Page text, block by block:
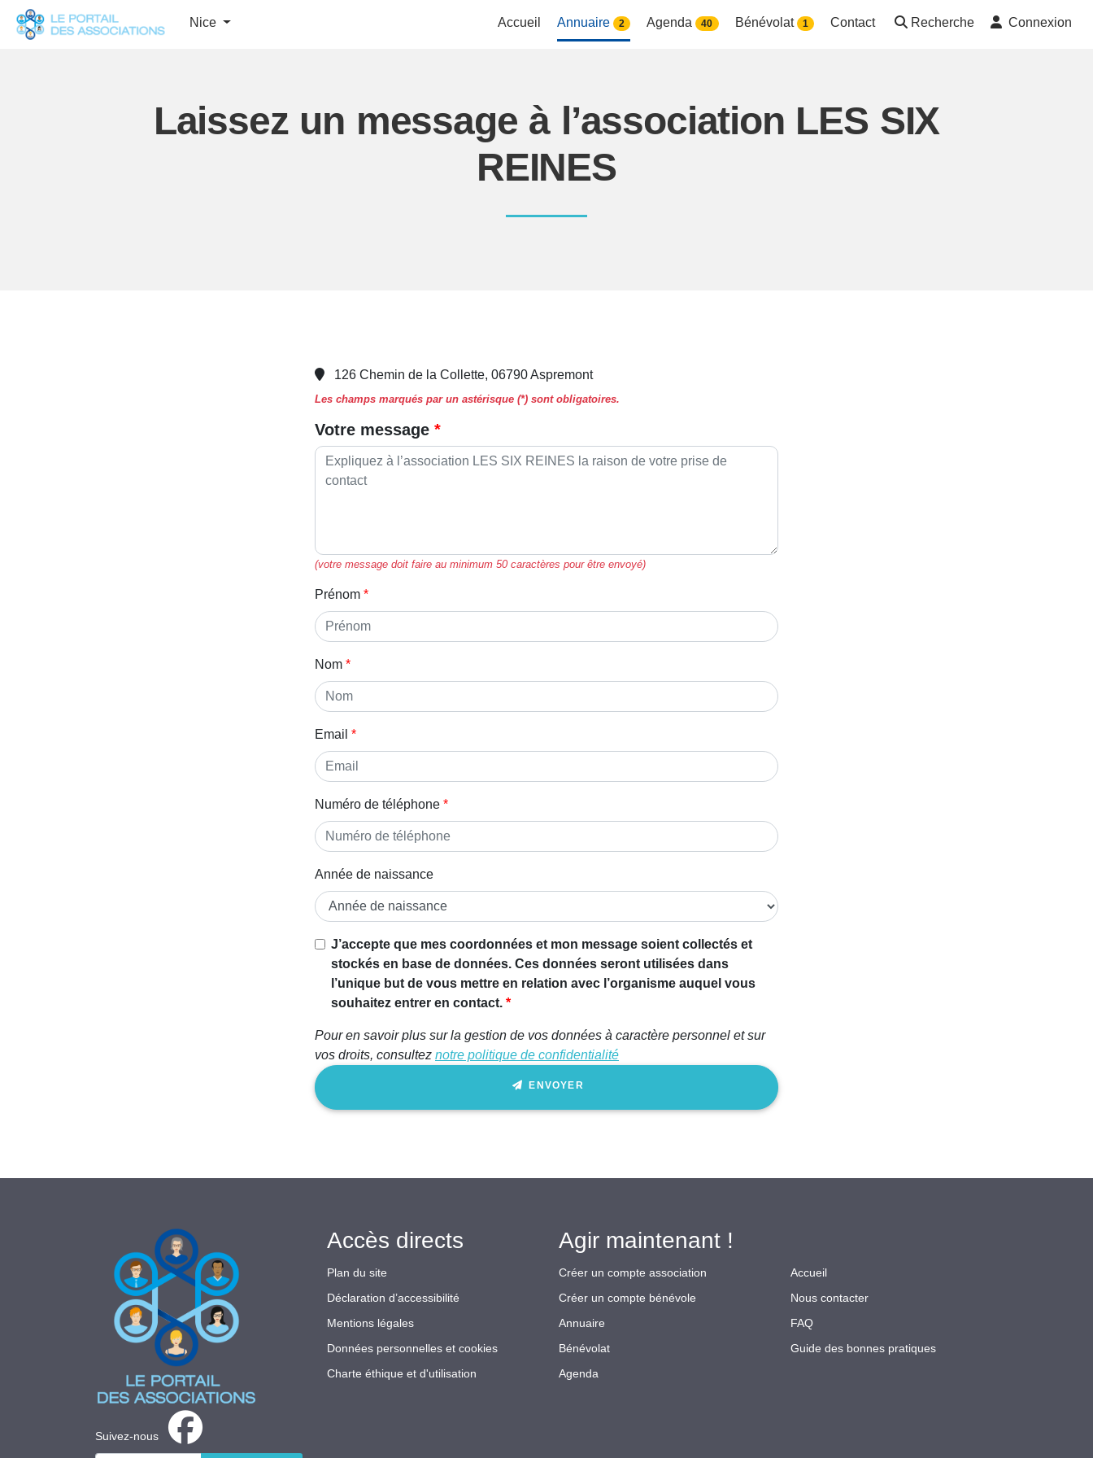
Nice Accueil Annuaire 2 Agenda 40 Bénévolat 1 Contact Recherche Connexion
Laissez un message à l’association LES SIX
REINES
126 Chemin de la Collette, 06790 Aspremont
Les champs marqués par un astérisque (*) sont obligatoires.
Votre message
(votre message doit faire au minimum 50 caractères pour être envoyé)
Prénom
Nom
Email
Numéro de téléphone
Année de naissance
Si vous
êtes un
être
humain,
ce
champ
J’accepte que mes coordonnées et mon message soient collectés et
stockés en base de données. Ces données seront utilisées dans
l’unique but de vous mettre en relation avec l’organisme auquel vous
souhaitez entrer en contact.
Pour en savoir plus sur la gestion de vos données à caractère personnel et sur
vos droits, consultez notre politique de confidentialité
ENVOYER
Suivez-nous
Accès directs
Plan du site
Déclaration d’accessibilité
Mentions légales
Données personnelles et cookies
Charte éthique et d'utilisation
Agir maintenant !
Créer un compte association
Créer un compte bénévole
Annuaire
Bénévolat
Agenda
Accueil
Nous contacter
FAQ
Guide des bonnes pratiques
Panneau de gestion des cookies